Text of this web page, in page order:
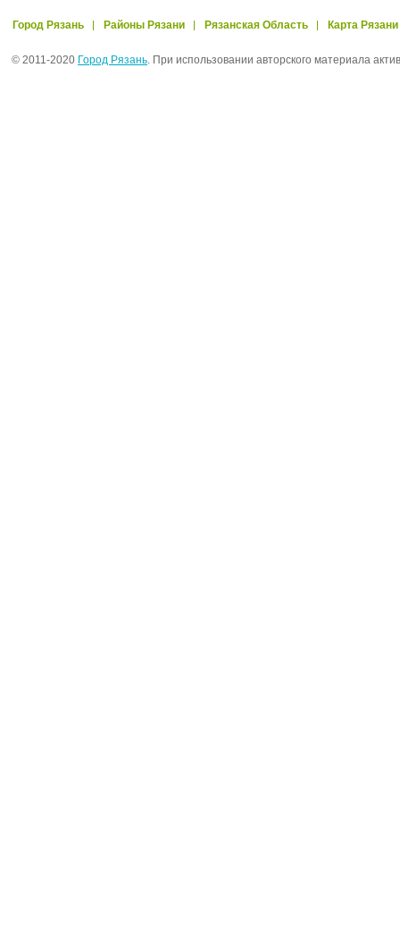
Город Рязань Районы Рязани Рязанская Область Карта Рязани
© 2011-2020 Город Рязань. При использовании авторского материала